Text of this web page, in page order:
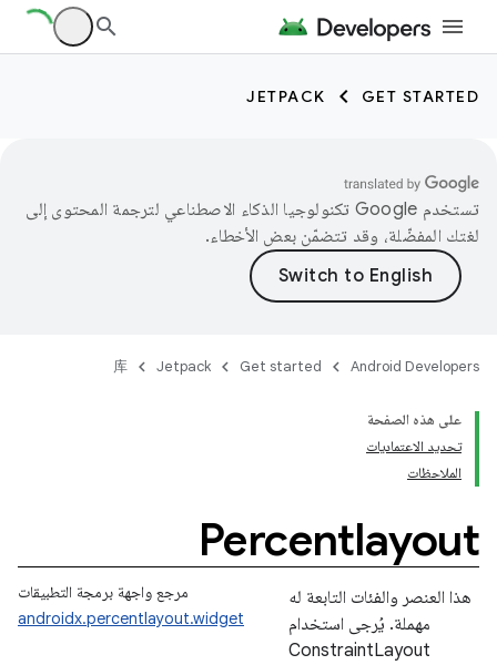
GET STARTED
JETPACK
تستخدم Google تكنولوجيا الذكاء الاصطناعي لترجمة المحتوى إلى
لغتك المفضّلة، وقد تتضمّن بعض الأخطاء.
Android Developers
Get started
Jetpack
库
على هذه الصفحة
تحديد الاعتماديات
الملاحظات
Percentlayout
مرجع واجهة برمجة التطبيقات
androidx.percentlayout.widget
هذا العنصر والفئات التابعة له
مهملة. يُرجى استخدام
ConstraintLayout